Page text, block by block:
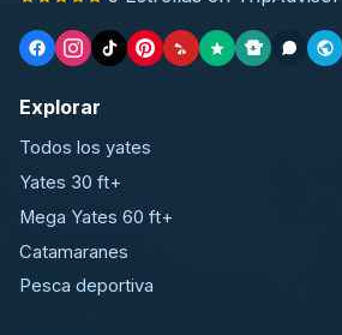
Explorar
Todos los yates
Yates 30 ft+
Mega Yates 60 ft+
Catamaranes
Pesca deportiva